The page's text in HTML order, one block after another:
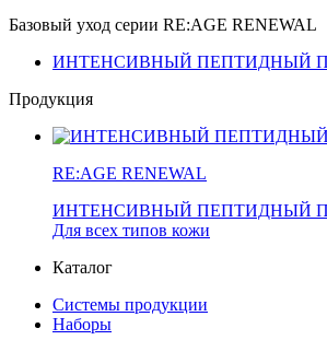
Базовый уход серии RE:AGE RENEWAL
ИНТЕНСИВНЫЙ ПЕПТИДНЫЙ
Продукция
RE:AGE RENEWAL
ИНТЕНСИВНЫЙ ПЕПТИДНЫЙ
Для всех типов кожи
Каталог
Системы продукции
Наборы